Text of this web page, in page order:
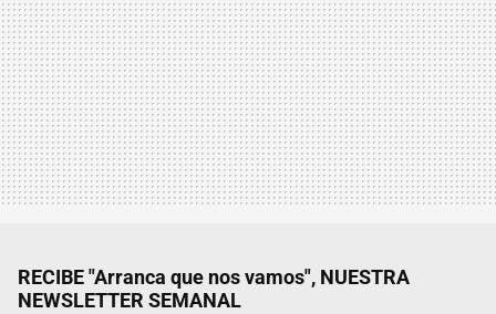
RECIBE "Arranca que nos vamos", NUESTRA
NEWSLETTER SEMANAL